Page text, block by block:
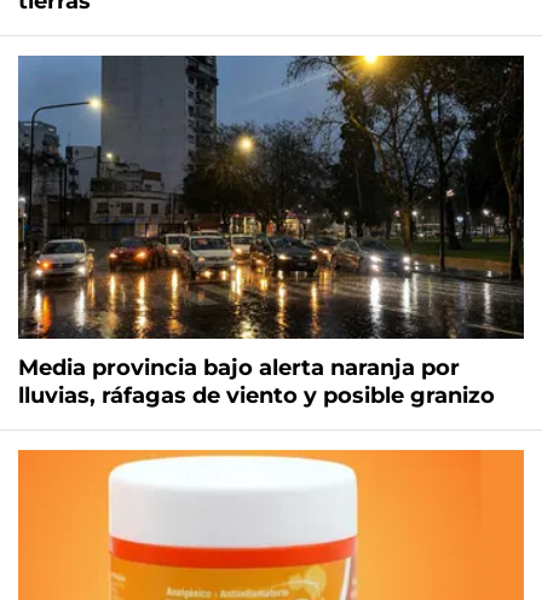
Media provincia bajo alerta naranja por
lluvias, ráfagas de viento y posible granizo